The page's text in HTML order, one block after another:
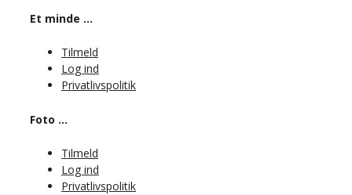
Et minde …
Tilmeld
Log ind
Privatlivspolitik
Foto …
Tilmeld
Log ind
Privatlivspolitik